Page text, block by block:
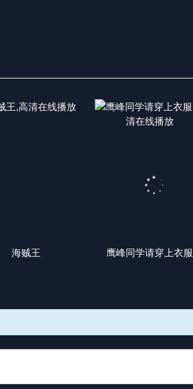
海贼王 鹰峰同学请穿上衣服